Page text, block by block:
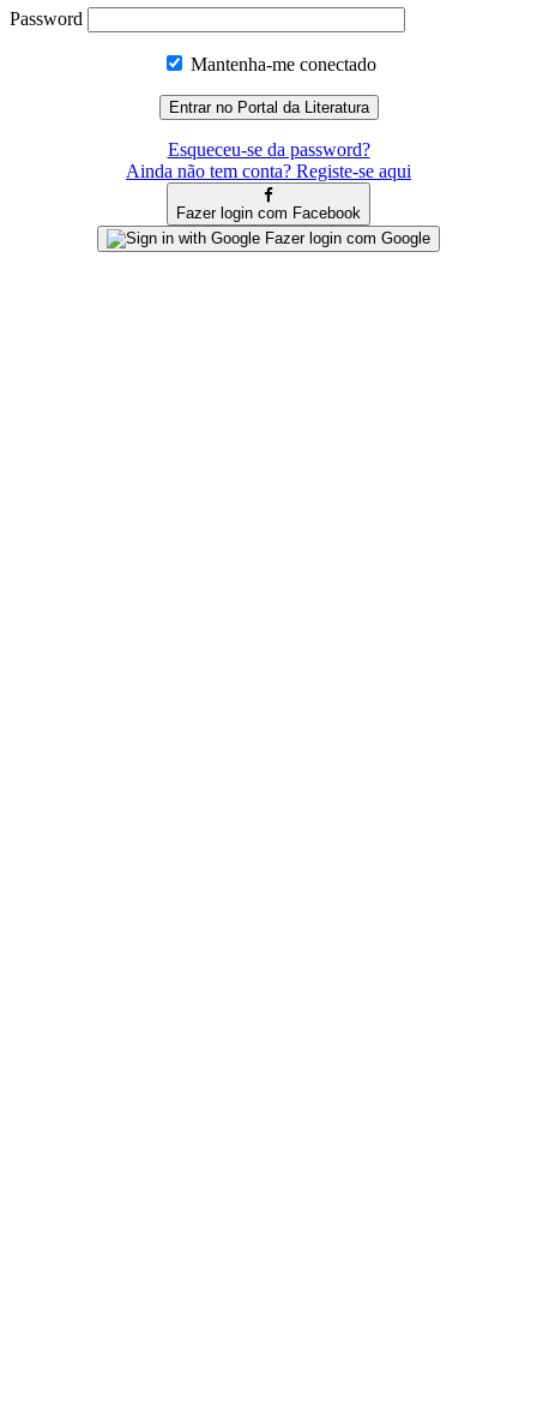
Password
Mantenha-me conectado
Esqueceu-se da password?
Ainda não tem conta? Registe-se aqui
Fazer login com Facebook
Fazer login com Google